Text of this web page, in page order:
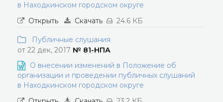
в Находкинском городском округе
Открыть
Скачать 24.6 КБ
Публичные слушания
от 22 дек, 2017 № 81-НПА
О внесении изменений в Положение об
организации и проведении публичных слушаний
в Находкинском городском округе